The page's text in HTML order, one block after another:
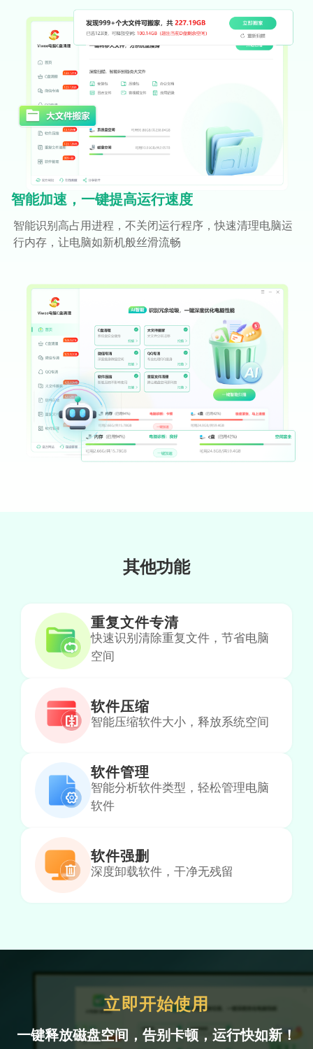
智能加速，一键提高运行速度
智能识别高占用进程，不关闭运行程序，快速清理电脑运
行内存，让电脑如新机般丝滑流畅
其他功能
重复文件专清
快速识别清除重复文件，节省电脑
空间
软件压缩
智能压缩软件大小，释放系统空间
软件管理
智能分析软件类型，轻松管理电脑
软件
软件强删
深度卸载软件，干净无残留
立即开始使用
一键释放磁盘空间，告别卡顿，运行快如新！
软件性能总的来说还是不错的，可以管理软
件弹窗，给我的c盘腾出来很大空间，电脑速
度也变快很多。
往北走
在线技术人员
清理流程简单易上手，功能丰富满足所有需
求，太方便啦！
这条小鱼在乎
新媒体运营
运行稳定，很多清理项目可以快捷方便的使
用，良心的国产软件。
响马旗
在线技术人员
帮大忙了。